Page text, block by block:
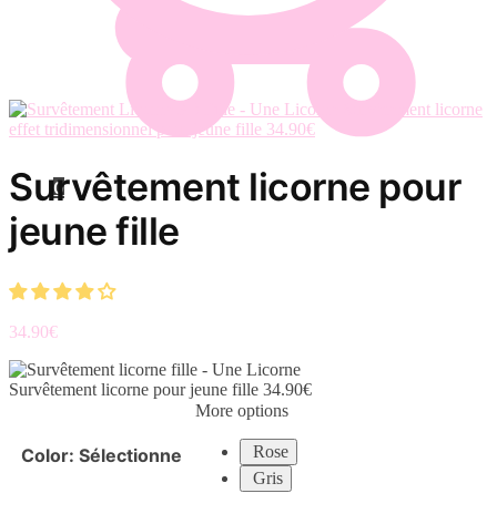
0
Survêtement licorne
effet tridimensionnel pour jeune fille 34.90€
Survêtement licorne pour
jeune fille
34.90€
Survêtement licorne pour jeune fille 34.90€
Color: Sélectionne
More options
Rose
Gris